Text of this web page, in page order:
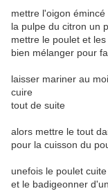
mettre l'oigon
la pulpe du citron un
mettre le poulet et
bien mélanger pour
laisser mariner au
cuire
tout de suite
alors mettre le tout
pour la cuisson du
unefois le poulet
et le badigeonner